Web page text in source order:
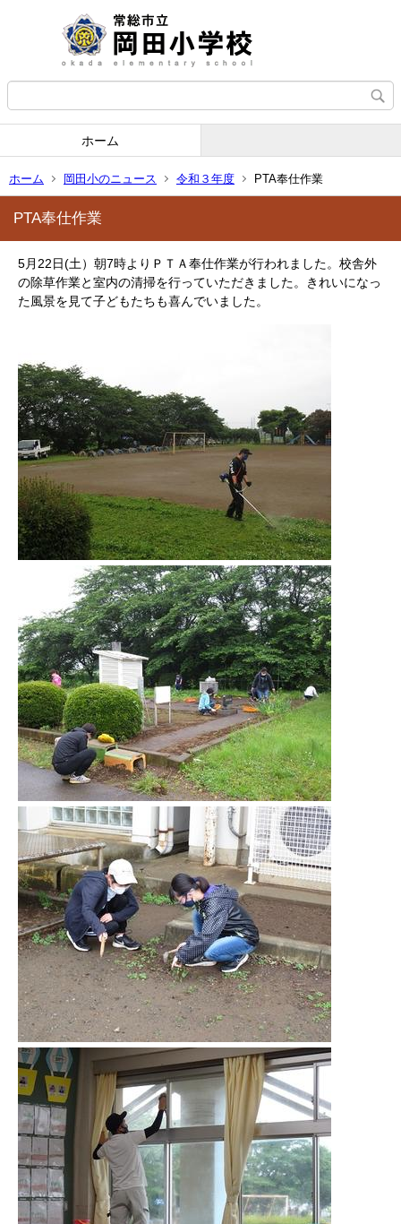
ホーム
ホーム 岡田小のニュース 令和３年度 PTA奉仕作業
PTA奉仕作業
5月22日(土）朝7時よりＰＴＡ奉仕作業が行われました。校舎外
の除草作業と室内の清掃を行っていただきました。きれいになっ
た風景を見て子どもたちも喜んでいました。